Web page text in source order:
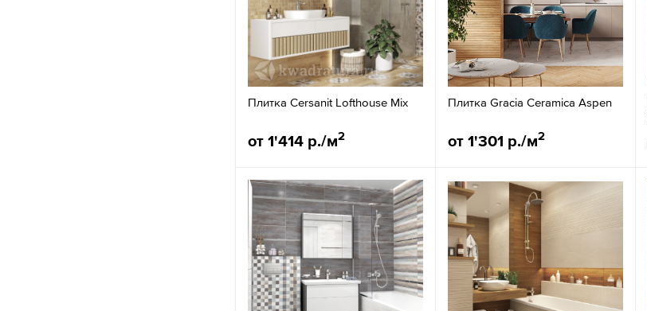
Плитка Cersanit Lofthouse Mix
от 1'414 р./м2
Плитка Gracia Ceramica Aspen
от 1'301 р./м2